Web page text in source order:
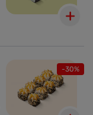
-30%